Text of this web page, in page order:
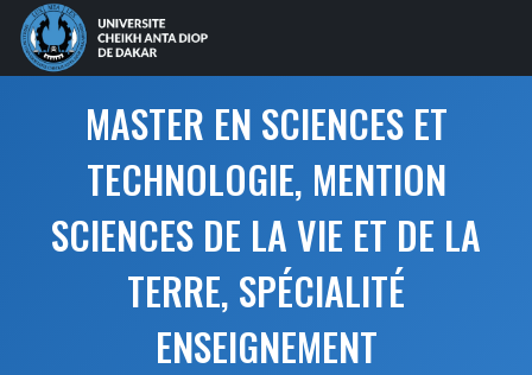
MASTER EN SCIENCES ET
TECHNOLOGIE, MENTION
SCIENCES DE LA VIE ET DE LA
TERRE, SPÉCIALITÉ
ENSEIGNEMENT